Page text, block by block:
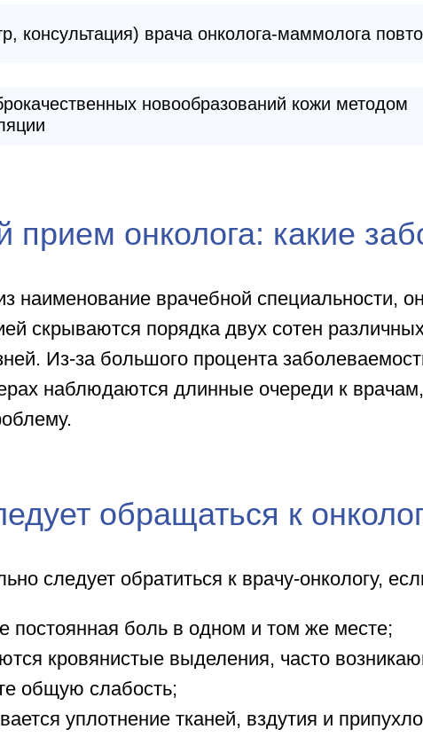
консультация) врача онколога-маммолога
новообразований кожи методом
прием онколога: какие
наименование врачебной специальности,
скрываются порядка двух сотен
Из-за большого процента
наблюдаются длинные очереди к
обращаться к
следует обратиться к врачу-онкологу,
постоянная боль в одном и том же месте;
кровянистые выделения, часто
общую слабость;
уплотнение тканей, вздутия и